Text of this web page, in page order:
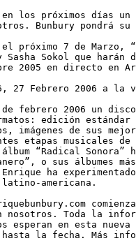
los próximos días
Bunbury pondrá
próximo 7 de Marzo,
Sasha Sokol que
2005 en directo en
27 Febrero 2006 a la
de febrero 2006 un
edición
imágenes de sus
etapas musicales
“Radical Sonora”
o sus álbumes
ha
americana.
nosotros. Toda la
esperan en esta
la fecha. Más